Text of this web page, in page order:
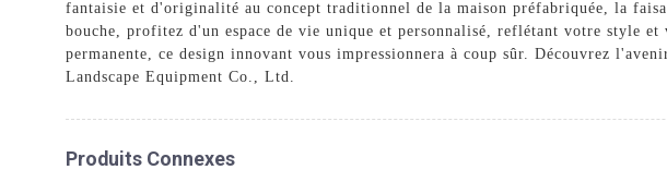
fantaisie et d'originalité au concept traditionnel de la maison préfabriquée, la
bouche, profitez d'un espace de vie unique et personnalisé, reflétant votre style
permanente, ce design innovant vous impressionnera à coup sûr. Découvrez
Landscape Equipment Co., Ltd.
Produits Connexes